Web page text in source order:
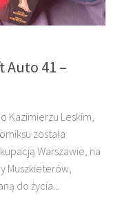
Auto 41 –
Kazimierzu Leskim,
została
Warszawie, na
Muszkieterów,
do życia...